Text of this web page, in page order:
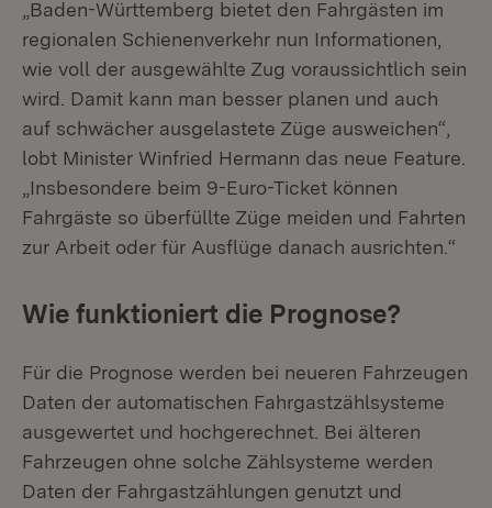
„Baden-Württemberg bietet den Fahrgästen im
regionalen Schienenverkehr nun Informationen,
wie voll der ausgewählte Zug voraussichtlich sein
wird. Damit kann man besser planen und auch
auf schwächer ausgelastete Züge ausweichen“,
lobt Minister Winfried Hermann das neue Feature.
„Insbesondere beim 9-Euro-Ticket können
Fahrgäste so überfüllte Züge meiden und Fahrten
zur Arbeit oder für Ausflüge danach ausrichten.“
Wie funktioniert die Prognose?
Für die Prognose werden bei neueren Fahrzeugen
Daten der automatischen Fahrgastzählsysteme
ausgewertet und hochgerechnet. Bei älteren
Fahrzeugen ohne solche Zählsysteme werden
Daten der Fahrgastzählungen genutzt und